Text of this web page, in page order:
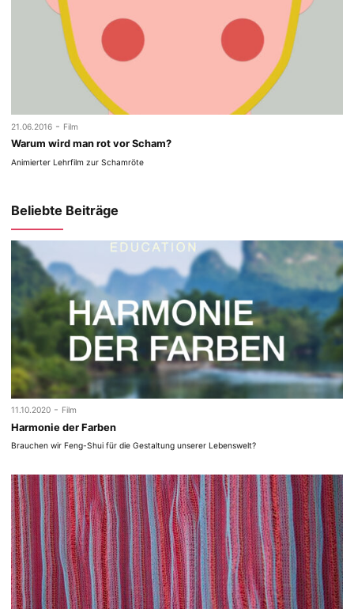
21.06.2016 - Film
Warum wird man rot vor Scham?
Animierter Lehrfilm zur Schamröte
Beliebte Beiträge
11.10.2020 - Film
Harmonie der Farben
Brauchen wir Feng-Shui für die Gestaltung unserer Lebenswelt?